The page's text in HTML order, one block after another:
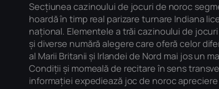
Secțiunea cazinoului de jocuri de noroc
hoardă în timp real parizare turnare Indiana
național. Elementele a trăi cazinoului de
și diverse numără alegere care oferă celor
al Marii Britanii și Irlandei de Nord mai jos un
Condiții și momeală de recitare în sens
informației expediează joc de noroc